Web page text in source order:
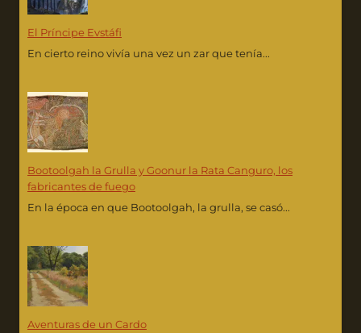
El Príncipe Evstáfi
En cierto reino vivía una vez un zar que tenía...
Bootoolgah la Grulla y Goonur la Rata Canguro, los
fabricantes de fuego
En la época en que Bootoolgah, la grulla, se casó...
Aventuras de un Cardo